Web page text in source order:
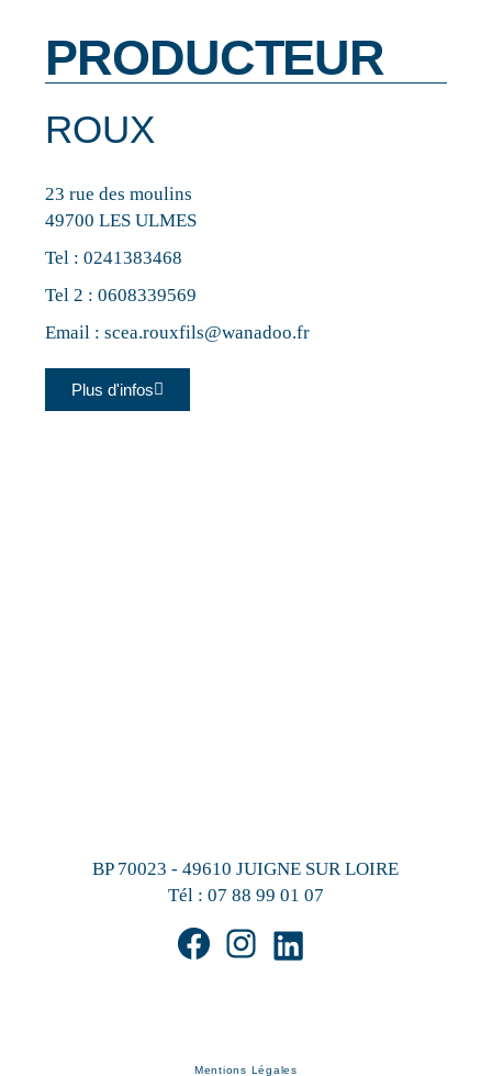
PRODUCTEUR
ROUX
23 rue des moulins
49700 LES ULMES
Tel :0241383468
Tel 2 :0608339569
Email :scea.rouxfils@wanadoo.fr
Plus d'infos
BP 70023 - 49610 JUIGNE SUR LOIRE
Tél : 07 88 99 01 07
Mentions Légales